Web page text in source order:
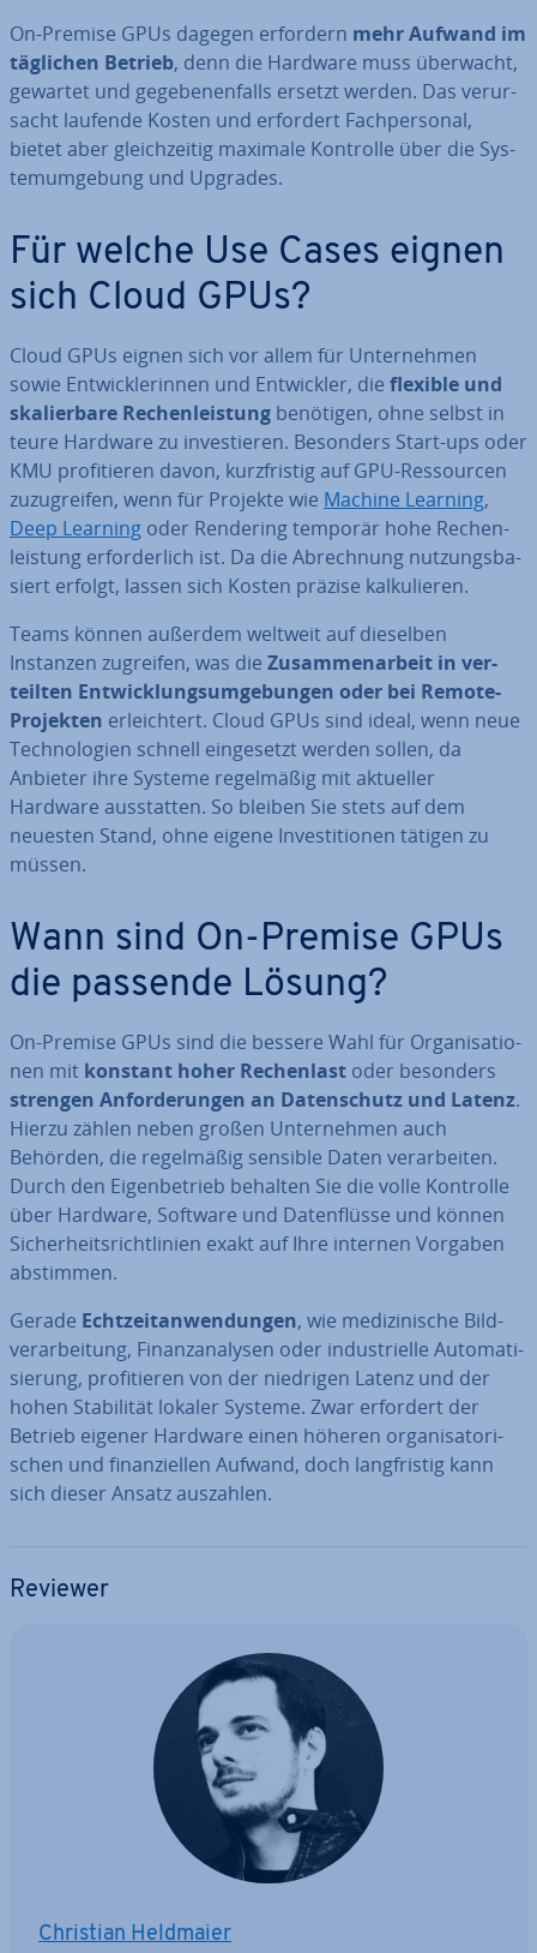
On-Premise GPUs dagegen erfordern mehr Aufwand im
täglichen Betrieb, denn die Hardware muss überwacht,
gewartet und ge­ge­be­nen­falls ersetzt werden. Das ver­ur­
sacht laufende Kosten und erfordert Fach­per­so­nal,
bietet aber gleich­zei­tig maximale Kontrolle über die Sys­
tem­um­ge­bung und Upgrades.
Für welche Use Cases eignen
sich Cloud GPUs?
Cloud GPUs eignen sich vor allem für Un­ter­neh­men
sowie Ent­wick­le­rin­nen und Ent­wick­ler, die flexible und
ska­lier­ba­re Re­chen­leis­tung benötigen, ohne selbst in
teure Hardware zu in­ves­tie­ren. Besonders Start-ups oder
KMU pro­fi­tie­ren davon, kurz­fris­tig auf GPU-Res­sour­cen
zu­zu­grei­fen, wenn für Projekte wie Machine Learning,
Deep Learning oder Rendering temporär hohe Re­chen­
leis­tung er­for­der­lich ist. Da die Ab­rech­nung nut­zungs­ba­
siert erfolgt, lassen sich Kosten präzise kal­ku­lie­ren.
Teams können außerdem weltweit auf dieselben
Instanzen zugreifen, was die Zu­sam­men­ar­beit in ver­
teil­ten Ent­wick­lungs­um­ge­bun­gen oder bei Remote-
Projekten er­leich­tert. Cloud GPUs sind ideal, wenn neue
Tech­no­lo­gien schnell ein­ge­setzt werden sollen, da
Anbieter ihre Systeme re­gel­mä­ßig mit aktueller
Hardware aus­stat­ten. So bleiben Sie stets auf dem
neuesten Stand, ohne eigene In­ves­ti­tio­nen tätigen zu
müssen.
Wann sind On-Premise GPUs
die passende Lösung?
On-Premise GPUs sind die bessere Wahl für Or­ga­ni­sa­tio­
nen mit konstant hoher Re­chen­last oder besonders
strengen An­for­de­run­gen an Da­ten­schutz und Latenz.
Hierzu zählen neben großen Un­ter­neh­men auch
Behörden, die re­gel­mä­ßig sensible Daten ver­ar­bei­ten.
Durch den Ei­gen­be­trieb behalten Sie die volle Kontrolle
über Hardware, Software und Da­ten­flüs­se und können
Si­cher­heits­richt­li­ni­en exakt auf Ihre internen Vorgaben
abstimmen.
Gerade Echt­zeit­an­wen­dun­gen, wie me­di­zi­ni­sche Bild­
ver­ar­bei­tung, Fi­nanz­ana­ly­sen oder in­dus­tri­el­le Au­to­ma­ti­
sie­rung, pro­fi­tie­ren von der niedrigen Latenz und der
hohen Sta­bi­li­tät lokaler Systeme. Zwar erfordert der
Betrieb eigener Hardware einen höheren or­ga­ni­sa­to­ri­
schen und fi­nan­zi­el­len Aufwand, doch lang­fris­tig kann
sich dieser Ansatz auszahlen.
Reviewer
Christian Heldmaier